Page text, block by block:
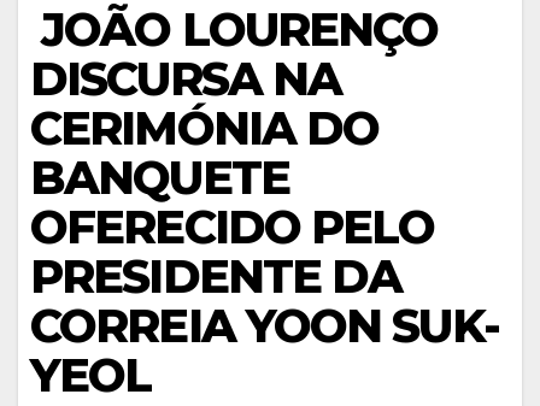
JOÃO LOURENÇO
DISCURSA NA
CERIMÓNIA DO
BANQUETE
OFERECIDO PELO
PRESIDENTE DA
CORREIA YOON SUK-
YEOL